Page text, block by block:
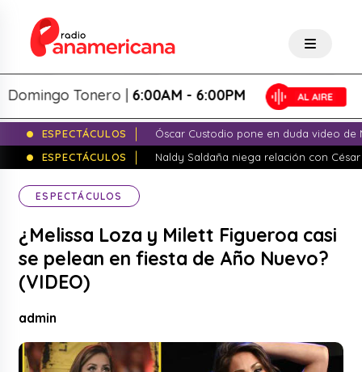
Tonero |6:00AM - 6:00PM
ESPECTÁCULOS
Óscar Custodio pone en duda video de
ESPECTÁCULOS
Naldy Saldaña niega relación con
ESPECTÁCULOS
¿Melissa Loza y Milett Figueroa casi
se pelean en fiesta de Año Nuevo?
(VIDEO)
admin